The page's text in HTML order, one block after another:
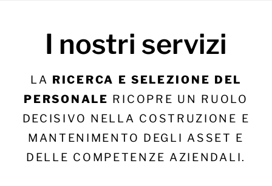
I nostri servizi
LA RICERCA E SELEZIONE DEL
PERSONALE RICOPRE UN RUOLO
DECISIVO NELLA COSTRUZIONE E
MANTENIMENTO DEGLI ASSET E
DELLE COMPETENZE AZIENDALI.